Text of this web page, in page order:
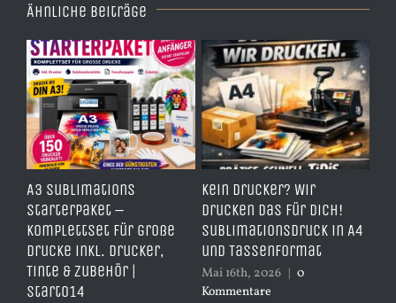
Ähnliche Beiträge
A3 Sublimations
Starterpaket –
Komplettset für große
Drucke inkl. Drucker,
Tinte & Zubehör |
Start014
Kein Drucker? Wir
drucken das für dich!
Sublimationsdruck in A4
und Tassenformat
Mai 16th, 2026 | 0
Kommentare